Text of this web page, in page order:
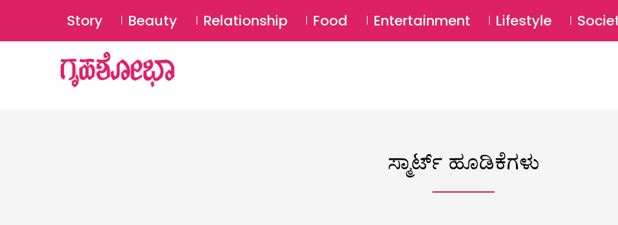
Story Beauty Relationship Food Entertainment Lifestyle
ಸ್ಮಾರ್ಟ್ ಹೂಡಿಕೆಗಳು